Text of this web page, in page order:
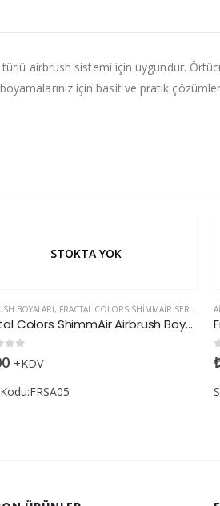
airbrush sistemi için uygundur.
için basit ve pratik
STOKTA YOK
BOYALARI, FRACTAL COLORS SHIMMAIR SERISI
Fractal Colors ShimmAir Airbrush Boyası Ivory
+KDV
0